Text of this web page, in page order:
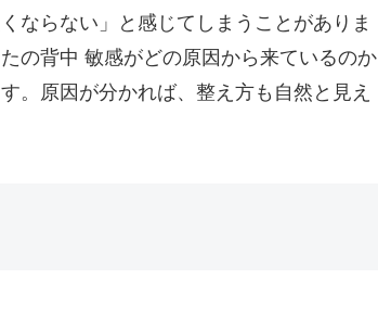
ならない」と感じてしまうことがありま
の背中 敏感がどの原因から来ているのか
。原因が分かれば、整え方も自然と見え